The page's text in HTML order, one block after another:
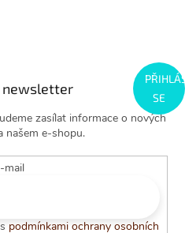
newsletter
zasílat informace o nových
našem e-shopu.
mail
podmínkami ochrany osobních
SE